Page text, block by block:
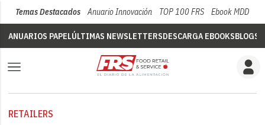
Temas Destacados Anuario Innovación TOP 100 FRS Ebook MDD
ANUARIOS PAPELÚLTIMAS NEWSLETTERSDESCARGA EBOOKSBLOGS
RETAILERS